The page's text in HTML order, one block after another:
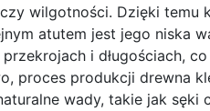
wilgotności. Dzięki temu
atutem jest jego niska
i długościach,
proces produkcji drewna
wady, takie jak sęki